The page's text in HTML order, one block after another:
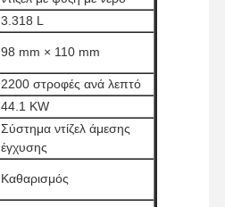
3.318 L
98 mm × 110 mm
2200 στροφές ανά λεπτό
44.1 KW
Σύστημα ντίζελ άμεσης
έγχυσης
Καθαρισμός